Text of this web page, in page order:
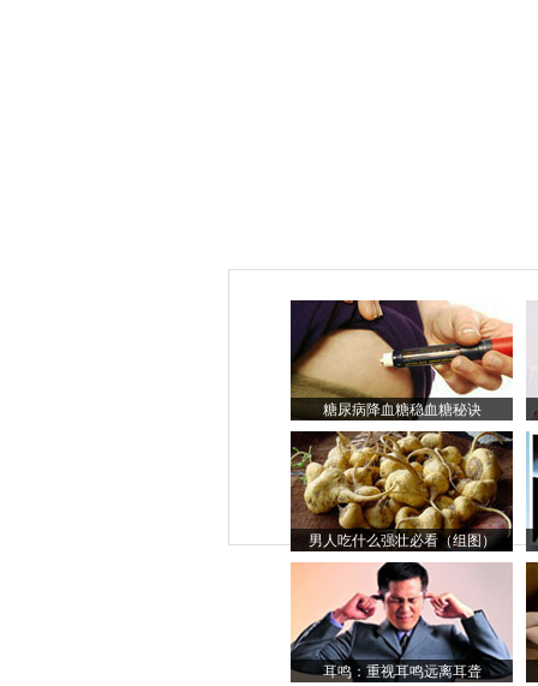
糖尿病降血糖稳血糖秘诀
男人吃什么强壮必看（组图）
耳鸣：重视耳鸣远离耳聋